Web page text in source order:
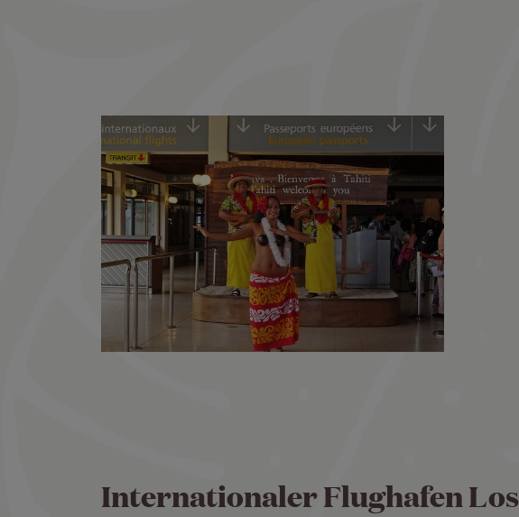
Internationaler Flughafen Los